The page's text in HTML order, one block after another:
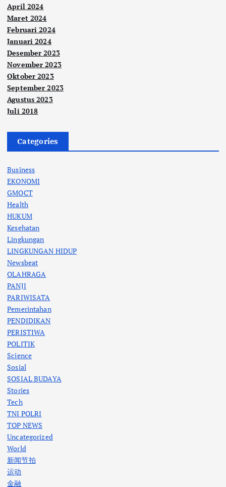
April 2024
Maret 2024
Februari 2024
Januari 2024
Desember 2023
November 2023
Oktober 2023
September 2023
Agustus 2023
Juli 2018
Categories
Business
EKONOMI
GMOCT
Health
HUKUM
Kesehatan
Lingkungan
LINGKUNGAN HIDUP
Newsbeat
OLAHRAGA
PANJI
PARIWISATA
Pemerintahan
PENDIDIKAN
PERISTIWA
POLITIK
Science
Sosial
SOSIAL BUDAYA
Stories
Tech
TNI POLRI
TOP NEWS
Uncategorized
World
新闻节拍
运动
金融